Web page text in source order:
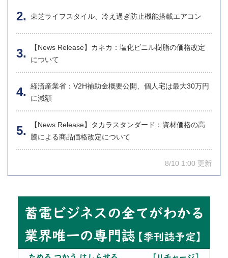
東芝ライフスタイル、冷え過ぎ防止機能搭載エアコン
【News Release】カネカ：塩化ビニル樹脂の価格改定
について
経済産業省：V2H補助金概要公開、個人宅は最大30万円
に減額
【News Release】タカラスタンダード：資材価格の高
騰による商品価格改定について
8/10 1:00 更新